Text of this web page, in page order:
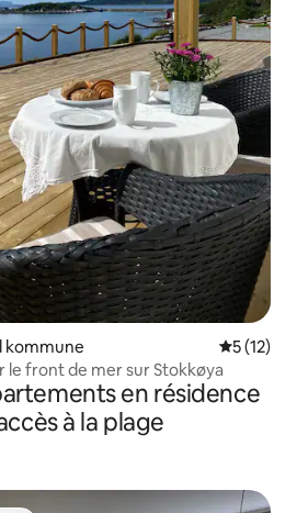
kommune
5 (12)
le front de mer sur Stokkøya
en résidence
à la plage